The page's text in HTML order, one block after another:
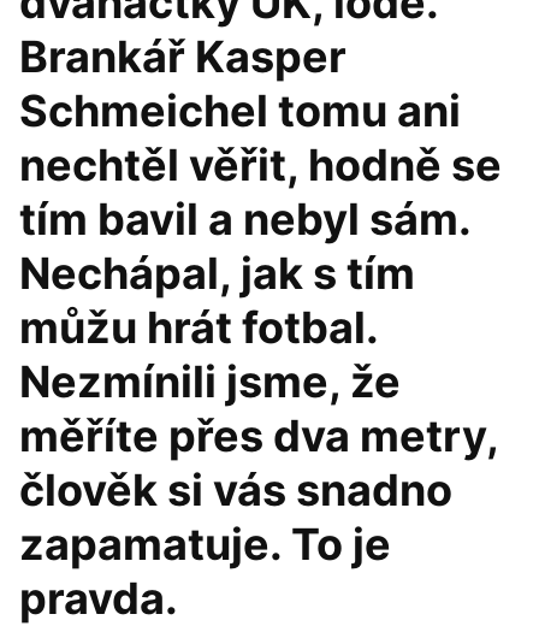
Brankář Kasper
Schmeichel tomu ani
nechtěl věřit, hodně se
tím bavil a nebyl sám.
Nechápal, jak s tím
můžu hrát fotbal.
Nezmínili jsme, že
měříte přes dva metry,
člověk si vás snadno
zapamatuje. To je
pravda.